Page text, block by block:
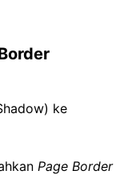
Page Border